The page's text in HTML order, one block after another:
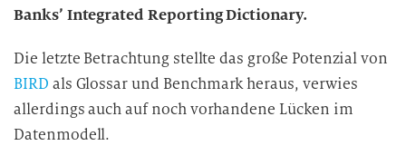
Banks’ Integrated Reporting Dictionary.
Die letzte Betrachtung stellte das große Potenzial von
BIRD als Glossar und Benchmark heraus, verwies
allerdings auch auf noch vorhandene Lücken im
Datenmodell.